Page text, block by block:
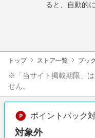
ると、自動的
トップ ストア一覧 ブッ
※「当サイト掲載期限」
せん。
ポイントバック
対象外